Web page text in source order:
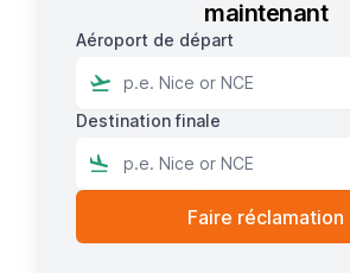
maintenant
Aéroport de départ
Destination finale